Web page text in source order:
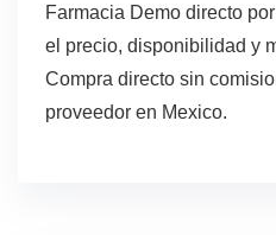
Farmacia Demo directo
el precio, disponibilidad y
Compra directo sin
proveedor en Mexico.